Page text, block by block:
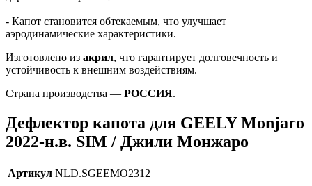
- Капот становится обтекаемым, что улучшает
аэродинамические характеристики.
Изготовлено из акрил, что гарантирует долговечность и
устойчивость к внешним воздействиям.
Страна производства — РОССИЯ.
Дефлектор капота для GEELY Monjaro
2022-н.в. SIM / Джили Монжаро
Артикул NLD.SGEEMO2312